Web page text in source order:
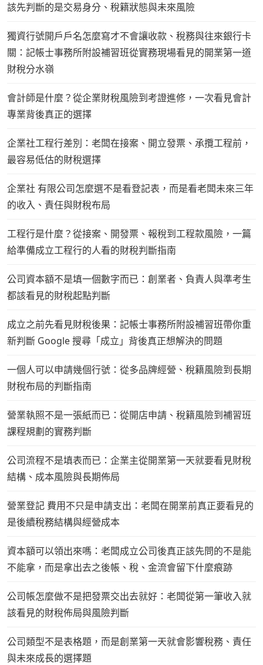
該先判斷的是交易身分、稅籍狀態與未來風險
獨資行號開戶戶名怎麼寫才不會讓收款、稅務與往來銀行卡
關：記帳士事務所附設補習班從實務現場看見的開業第一道
財稅分水嶺
會計師是什麼？從企業財稅風險到考證進修，一次看見會計
專業背後真正的選擇
企業社工程行差別：老闆在接案、開立發票、承攬工程前，
最容易低估的財稅選擇
企業社 有限公司怎麼選不是看登記表，而是看老闆未來三年
的收入、責任與財稅布局
工程行是什麼？從接案、開發票、報稅到工程款風險，一篇
給準備成立工程行的人看的財稅判斷指南
公司資本額不是填一個數字而已：創業者、負責人與準考生
都該看見的財稅起點判斷
成立之前先看見財稅後果：記帳士事務所附設補習班帶你重
新判斷 Google 搜尋「成立」背後真正想解決的問題
一個人可以申請幾個行號：從多品牌經營、稅籍風險到長期
財稅布局的判斷指南
營業執照不是一張紙而已：從開店申請、稅籍風險到補習班
課程規劃的實務判斷
公司流程不是填表而已：企業主從開業第一天就要看見財稅
結構、成本風險與長期佈局
營業登記 費用不只是申請支出：老闆在開業前真正要看見的
是後續稅務結構與經營成本
資本額可以領出來嗎：老闆成立公司後真正該先問的不是能
不能拿，而是拿出去之後帳、稅、金流會留下什麼痕跡
公司帳怎麼做不是把發票交出去就好：老闆從第一筆收入就
該看見的財稅佈局與風險判斷
公司類型不是表格題，而是創業第一天就會影響稅務、責任
與未來成長的選擇題